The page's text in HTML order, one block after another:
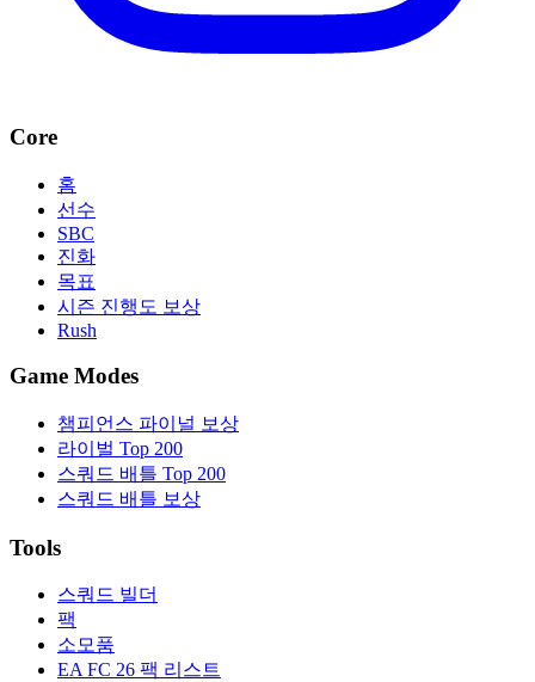
Core
홈
선수
SBC
진화
목표
시즌 진행도 보상
Rush
Game Modes
챔피언스 파이널 보상
라이벌 Top 200
스쿼드 배틀 Top 200
스쿼드 배틀 보상
Tools
스쿼드 빌더
팩
소모품
EA FC 26 팩 리스트